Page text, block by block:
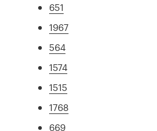
651
1967
564
1574
1515
1768
669